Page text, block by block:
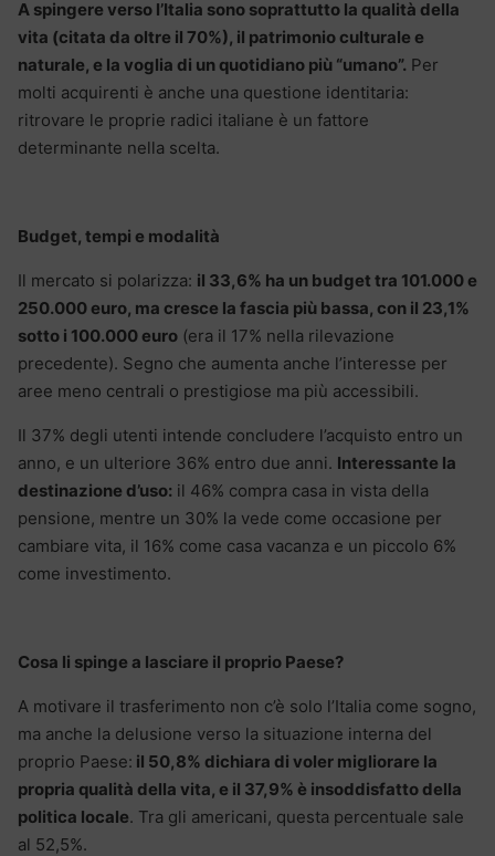
A spingere verso l’Italia sono soprattutto la qualità della
vita (citata da oltre il 70%), il patrimonio culturale e
naturale, e la voglia di un quotidiano più “umano”. Per
molti acquirenti è anche una questione identitaria:
ritrovare le proprie radici italiane è un fattore
determinante nella scelta.
Budget, tempi e modalità
Il mercato si polarizza: il 33,6% ha un budget tra 101.000 e
250.000 euro, ma cresce la fascia più bassa, con il 23,1%
sotto i 100.000 euro (era il 17% nella rilevazione
precedente). Segno che aumenta anche l’interesse per
aree meno centrali o prestigiose ma più accessibili.
Il 37% degli utenti intende concludere l’acquisto entro un
anno, e un ulteriore 36% entro due anni. Interessante la
destinazione d’uso: il 46% compra casa in vista della
pensione, mentre un 30% la vede come occasione per
cambiare vita, il 16% come casa vacanza e un piccolo 6%
come investimento.
Cosa li spinge a lasciare il proprio Paese?
A motivare il trasferimento non c’è solo l’Italia come sogno,
ma anche la delusione verso la situazione interna del
proprio Paese: il 50,8% dichiara di voler migliorare la
propria qualità della vita, e il 37,9% è insoddisfatto della
politica locale. Tra gli americani, questa percentuale sale
al 52,5%.